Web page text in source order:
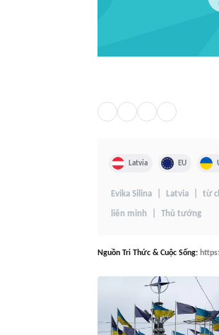
Latvia EU
Evika Silina Latvia từ
liên minh Thủ tướng
Nguồn Tri Thức & Cuộc Sống: